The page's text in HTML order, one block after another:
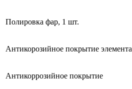
Полировка фар, 1 шт.
Антикорозийное покрытие элемента
Антикоррозийное покрытие